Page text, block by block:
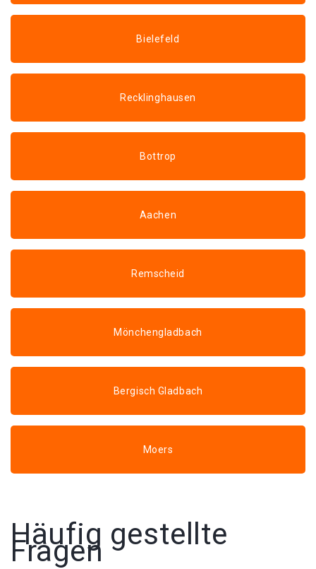
Bielefeld
Recklinghausen
Bottrop
Aachen
Remscheid
Mönchengladbach
Bergisch Gladbach
Moers
Häufig gestellte
Fragen